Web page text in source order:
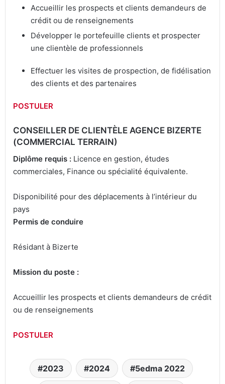
Accueillir les prospects et clients demandeurs de
crédit ou de renseignements
Développer le portefeuille clients et prospecter
une clientèle de professionnels
Effectuer les visites de prospection, de fidélisation
des clients et des partenaires
POSTULER
CONSEILLER DE CLIENTÈLE AGENCE BIZERTE
(COMMERCIAL TERRAIN)
Diplôme requis : Licence en gestion, études
commerciales, Finance ou spécialité équivalente.
Disponibilité pour des déplacements à l’intérieur du
pays
Permis de conduire
Résidant à Bizerte
Mission du poste :
Accueillir les prospects et clients demandeurs de crédit
ou de renseignements
POSTULER
2023 2024 5edma 2022